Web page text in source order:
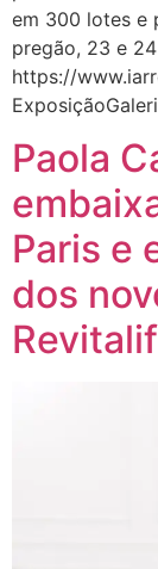
em 300 lotes e
pregão, 23 e
https://
Paola
Paris e
dos